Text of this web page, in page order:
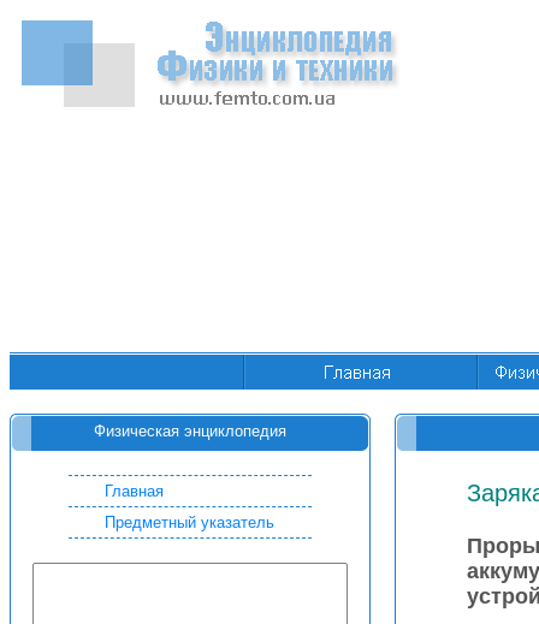
Физическая энциклопедия
Главная
Предметный указатель